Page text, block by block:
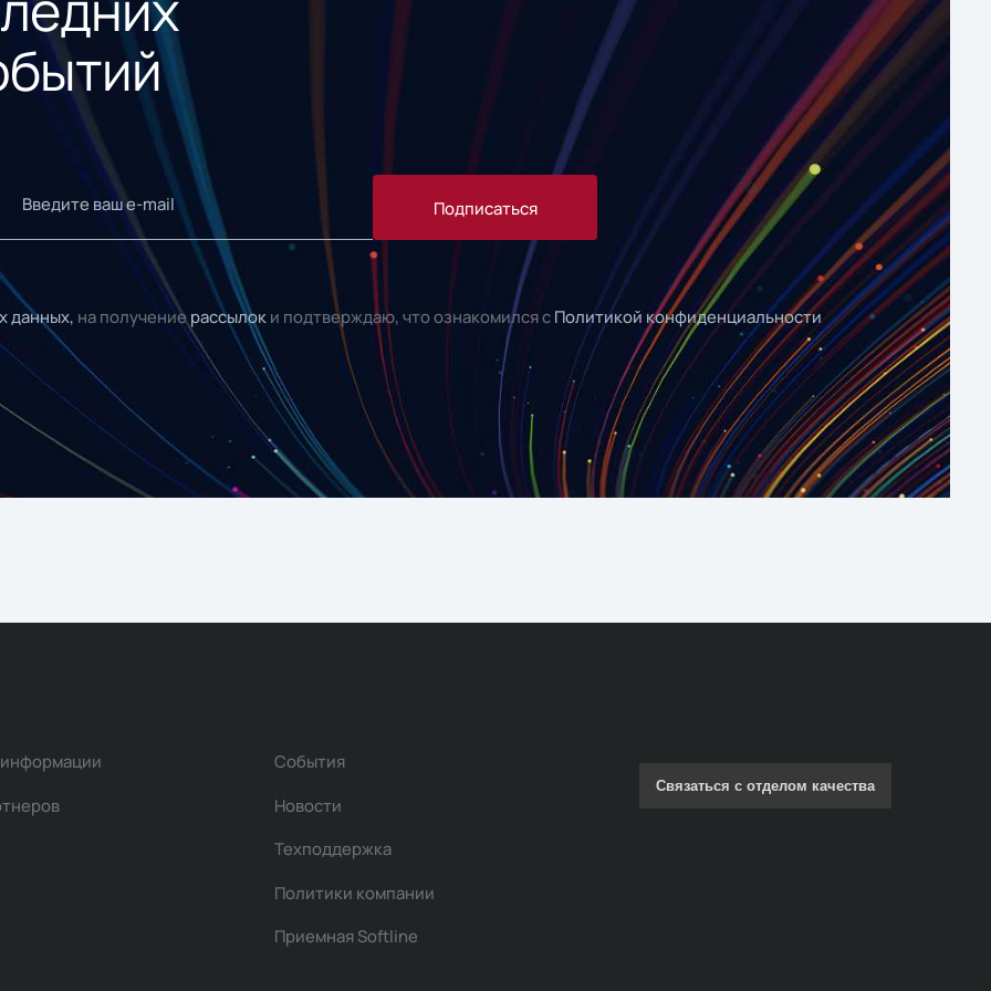
Подписаться
данных, на получениерассылок и подтверждаю, что ознакомился с Политикой конфиденциальности
События
Новости
Техподдержка
Политики компании
Приемная Softline
Связаться с отделом качества